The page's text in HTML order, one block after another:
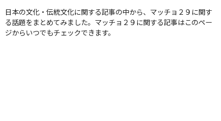
日本の文化・伝統文化に関する記事の中から、マッチョ２９に関す
る話題をまとめてみました。マッチョ２９に関する記事はこのペー
ジからいつでもチェックできます。